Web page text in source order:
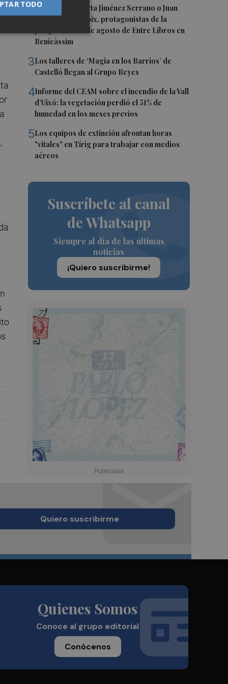
2Juan Tallón, Marta Jiménez Serrano o Juan
Evaristo Valls Boix, protagonistas de la
programación de agosto de Entre Libros en
Benicàssim
3Los talleres de ‘Magia en los Barrios’ de
Castelló llegan al Grupo Reyes
4Informe del CEAM sobre el incendio de la Vall
d'Uixó: la vegetación perdió el 51% de
humedad en los meses previos
5Los equipos de extinción afrontan horas
"vitales" en Tírig para trabajar con medios
aéreos
Suscríbete al canal
de Whatsapp
Siempre al día de las últimas
noticias
¡Quiero suscribirme!
Quiero suscribirme
Quienes Somos
Conoce al grupo editorial
Conócenos
TODO